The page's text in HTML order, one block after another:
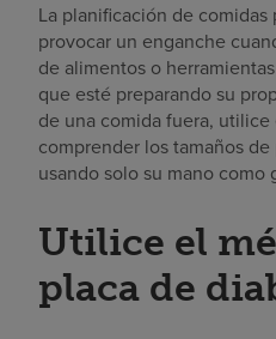
La planificación de
provocar un enganche
de alimentos o
que esté preparando su
de una comida fuera,
comprender los tamaños
usando solo su mano como
Utilice el
placa de